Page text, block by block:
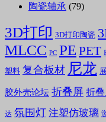
陶瓷轴承 (79)
3D打印 3D打印陶瓷
MLCC PC PE PET
塑料 复合板材 尼龙
胶外壳论坛 折叠屏 折
达 氛围灯 注塑仿玻璃